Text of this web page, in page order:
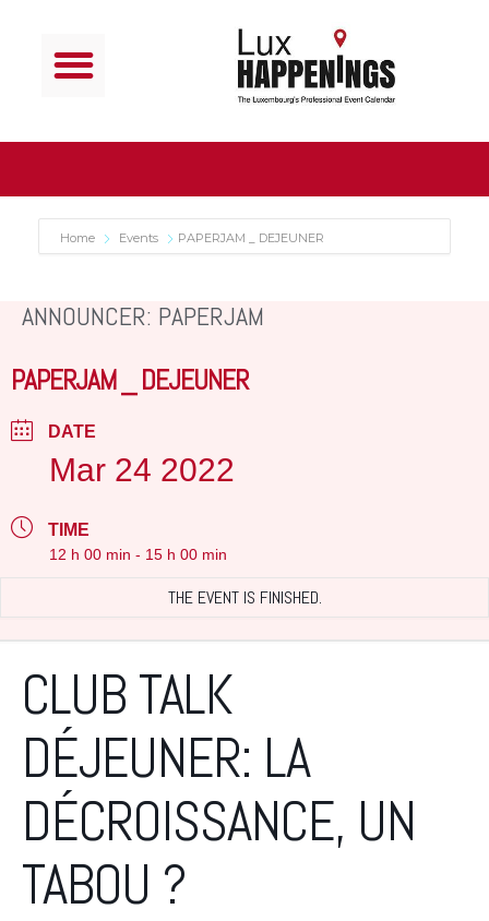
Home Events PAPERJAM _ DEJEUNER
ANNOUNCER: PAPERJAM
PAPERJAM _ DEJEUNER
DATE
Mar 24 2022
TIME
12 h 00 min - 15 h 00 min
THE EVENT IS FINISHED.
CLUB TALK
DÉJEUNER: LA
DÉCROISSANCE, UN
TABOU ?